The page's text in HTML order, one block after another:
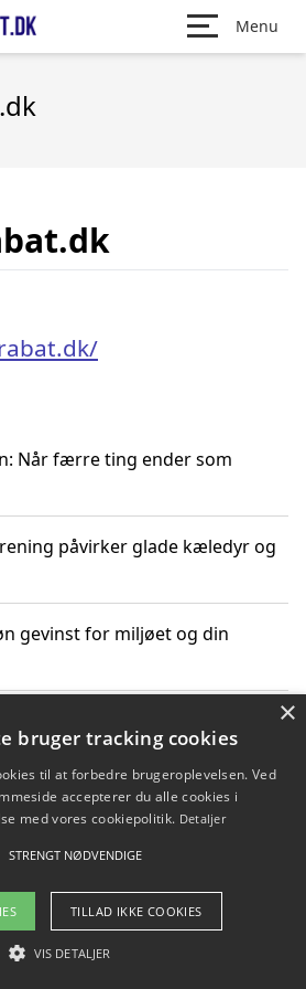
Menu
Når færre ting ender som
påvirker glade kæledyr og
gevinst for miljøet og din
rist kan hjælpe med at reducere
troværdigt online casino: Din
underholdning
2026 - Pilanto Aps
×
bruger tracking cookies
til at forbedre brugeroplevelsen. Ved
accepterer du alle cookies i
med vores cookiepolitik. Detaljer
STRENGT NØDVENDIGE
TILLAD IKKE COOKIES
VIS DETALJER